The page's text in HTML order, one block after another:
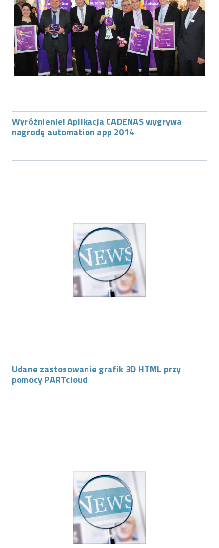
Wyróżnienie! Aplikacja CADENAS wygrywa
nagrodę automation app 2014
Udane zastosowanie grafik 3D HTML przy
pomocy PARTcloud